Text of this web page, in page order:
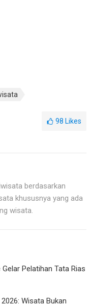
98Likes
berdasarkan
khususnya yang ada
wisata.
Pelatihan Tata Rias
Wisata Bukan